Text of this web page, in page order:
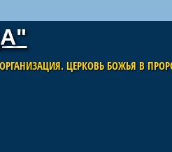
ЦЕРКОВЬ БОЖЬЯ В